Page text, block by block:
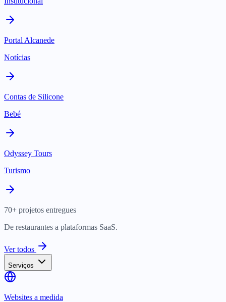
Portal Alcanede
Notícias
Contas de Silicone
Bebé
Odyssey Tours
Turismo
70+ projetos entregues
De restaurantes a plataformas SaaS.
Ver todos
Serviços
Websites a medida